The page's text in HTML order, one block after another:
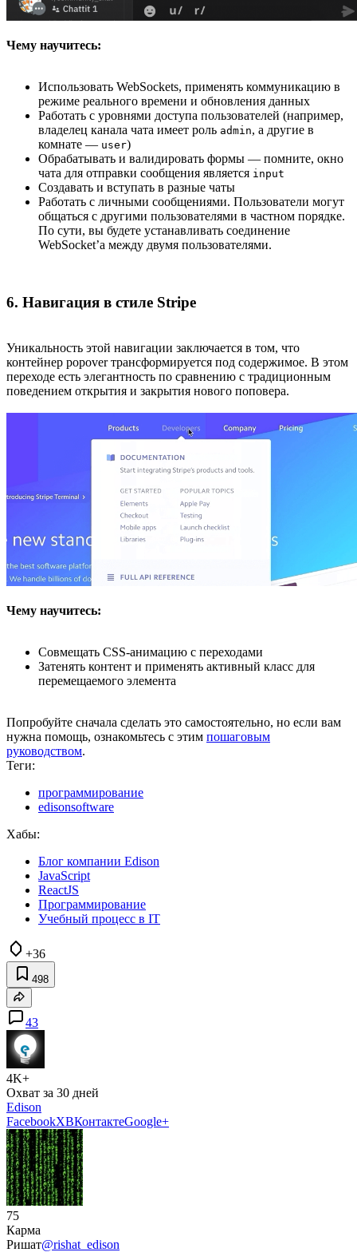
Чему научитесь:
Использовать WebSockets, применять коммуникацию в
режиме реального времени и обновления данных
Работать с уровнями доступа пользователей (например,
владелец канала чата имеет роль admin, а другие в
комнате — user)
Обрабатывать и валидировать формы — помните, окно
чата для отправки сообщения является input
Создавать и вступать в разные чаты
Работать с личными сообщениями. Пользователи могут
общаться с другими пользователями в частном порядке.
По сути, вы будете устанавливать соединение
WebSocket’а между двумя пользователями.
6. Навигация в стиле Stripe
Уникальность этой навигации заключается в том, что
контейнер popover трансформируется под содержимое. В этом
переходе есть элегантность по сравнению с традиционным
поведением открытия и закрытия нового поповера.
Чему научитесь:
Совмещать CSS-анимацию с переходами
Затенять контент и применять активный класс для
перемещаемого элемента
Попробуйте сначала сделать это самостоятельно, но если вам
нужна помощь, ознакомьтесь с этим пошаговым
руководством.
Теги:
программирование
edisonsoftware
Хабы:
Блог компании Edison
JavaScript
ReactJS
Программирование
Учебный процесс в IT
+36
498
43
4K+
Охват за 30 дней
Edison
FacebookXВКонтактеGoogle+
75
Карма
Ришат@rishat_edison